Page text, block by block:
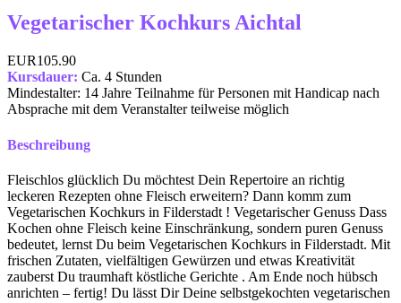
Vegetarischer Kochkurs Aichtal
EUR105.90
Kursdauer: Ca. 4 Stunden
Mindestalter: 14 Jahre Teilnahme für Personen mit Handicap nach
Absprache mit dem Veranstalter teilweise möglich
Beschreibung
Fleischlos glücklich Du möchtest Dein Repertoire an richtig
leckeren Rezepten ohne Fleisch erweitern? Dann komm zum
Vegetarischen Kochkurs in Filderstadt ! Vegetarischer Genuss Dass
Kochen ohne Fleisch keine Einschränkung, sondern puren Genuss
bedeutet, lernst Du beim Vegetarischen Kochkurs in Filderstadt. Mit
frischen Zutaten, vielfältigen Gewürzen und etwas Kreativität
zauberst Du traumhaft köstliche Gerichte . Am Ende noch hübsch
anrichten – fertig! Du lässt Dir Deine selbstgekochten vegetarischen